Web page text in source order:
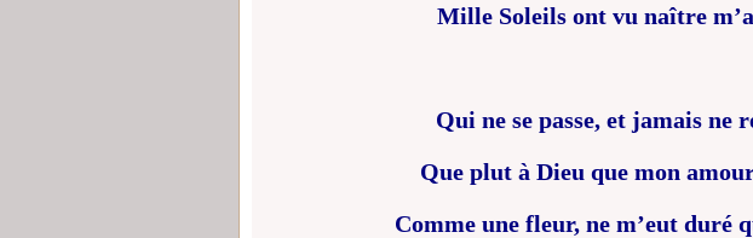
Mille Soleils ont vu naître
Qui ne se passe, et jamais ne
Que plut à Dieu que mon
Comme une fleur, ne m’eut duré